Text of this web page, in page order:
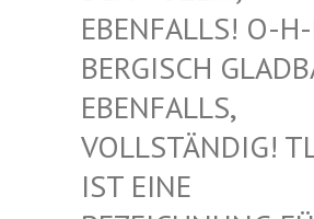
LLS! O-H-H –
CH GLADBACH,
LLS, VOLLST
ÄNDIG! TLD IST
NE BEZEIC